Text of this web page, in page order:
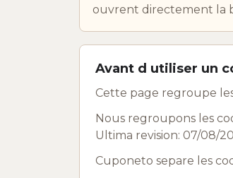
ouvrent directement la
Avant d utiliser un
Cette page regroupe
Nous regroupons les
Ultima revision: 07/08/
Cuponeto separe les